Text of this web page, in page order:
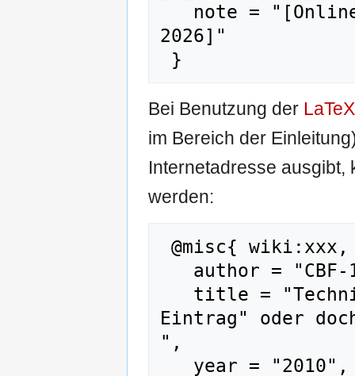
2026]"
Bei Benutzung der LaTeX
im Bereich der
Internetadresse ausgibt,
werden:
Eintrag" oder
",